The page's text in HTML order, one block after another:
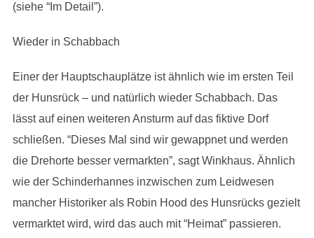
(siehe “Im Detail”).
Wieder in Schabbach
Einer der Hauptschauplätze ist ähnlich wie im ersten Teil
der Hunsrück – und natürlich wieder Schabbach. Das
lässt auf einen weiteren Ansturm auf das fiktive Dorf
schließen. “Dieses Mal sind wir gewappnet und werden
die Drehorte besser vermarkten”, sagt Winkhaus. Ähnlich
wie der Schinderhannes inzwischen zum Leidwesen
mancher Historiker als Robin Hood des Hunsrücks gezielt
vermarktet wird, wird das auch mit “Heimat” passieren.